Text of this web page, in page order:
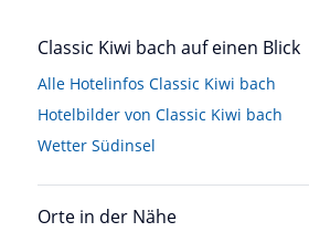
Classic Kiwi bach auf einen Blick
Alle Hotelinfos Classic Kiwi bach
Hotelbilder von Classic Kiwi bach
Wetter Südinsel
Orte in der Nähe